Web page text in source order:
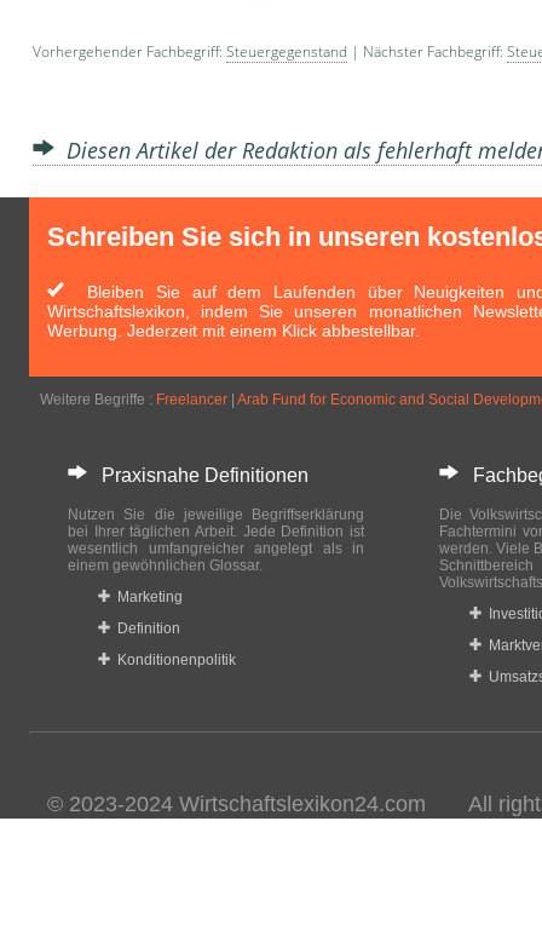
Vorhergehender Fachbegriff: Steuergegenstand | Nächster Fachbegriff:
Diesen Artikel der Redaktion als fehlerhaft
Schreiben Sie sich in unseren
Bleiben Sie auf dem Laufenden über Neuigkeiten
Wirtschaftslexikon, indem Sie unseren monatlichen
Werbung. Jederzeit mit einem Klick abbestellbar.
Weitere Begriffe : Freelancer Arab Fund for Economic and Social
Praxisnahe Definitionen
Nutzen Sie die jeweilige Begriffserklärung
bei Ihrer täglichen Arbeit. Jede Definition ist
wesentlich umfangreicher angelegt als in
einem gewöhnlichen Glossar.
Marketing
Definition
Konditionenpolitik
Die
Fachtermini
werden. Viele
© 2023-2024 Wirtschaftslexikon24.com All